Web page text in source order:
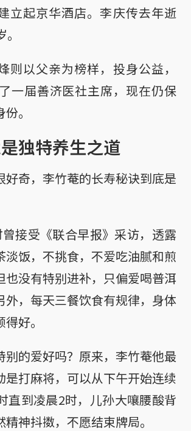
立起京华酒店。李庆传去年逝
则以父亲为榜样，投身公益，
一届善济医社主席，现在仍保
。
独特养生之道
好奇，李竹菴的长寿秘诀到底是
接受《联合早报》采访，透露
淡饭，不挑食，不爱吃油腻和煎
也没有特别进补，只偏爱喝普洱
外，每天三餐饮食有规律，身体
好。
别的爱好吗？原来，李竹菴他最
是打麻将，可以从下午开始连续
直到凌晨2时，儿孙大嚷腰酸背
神抖擞，不愿结束牌局。